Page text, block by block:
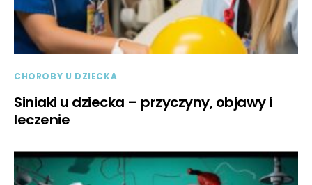
CHOROBY U DZIECKA
Siniaki u dziecka – przyczyny, objawy i
leczenie